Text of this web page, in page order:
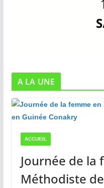
A LA UNE
ACCUEIL
Journée de la
Méthodiste